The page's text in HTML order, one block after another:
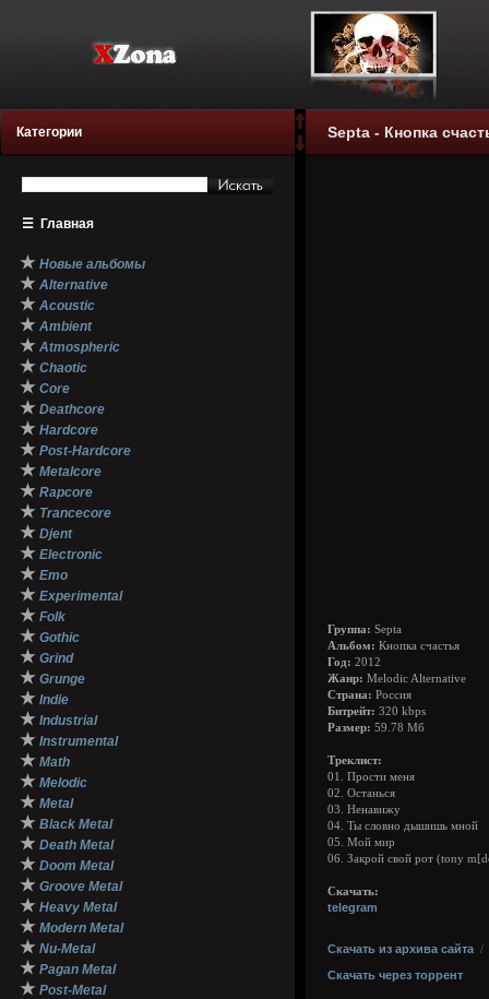
Категории
☰ Главная
★ Новые альбомы
★ Alternative
★ Acoustic
★ Ambient
★ Atmospheric
★ Chaotic
★ Core
★ Deathcore
★ Hardcore
★ Post-Hardcore
★ Metalcore
★ Rapcore
★ Trancecore
★ Djent
★ Electronic
★ Emo
★ Experimental
★ Folk
★ Gothic
★ Grind
★ Grunge
★ Indie
★ Industrial
★ Instrumental
★ Math
★ Melodic
★ Metal
★ Black Metal
★ Death Metal
★ Doom Metal
★ Groove Metal
★ Heavy Metal
★ Modern Metal
★ Nu-Metal
★ Pagan Metal
★ Post-Metal
Septa - Кнопка
Группа: Septa
Альбом: Кнопка счастья
Год: 2012
Жанр: Melodic Alternative
Страна: Россия
Битрейт: 320 kbps
Размер: 59.78 Мб
Треклист:
01. Прости меня
02. Останься
03. Ненавижу
04. Ты словно дышишь мной
05. Мой мир
06. Закрой свой рот (tony
Скачать:
telegram
Скачать из архива сайта /
Скачать через торрент